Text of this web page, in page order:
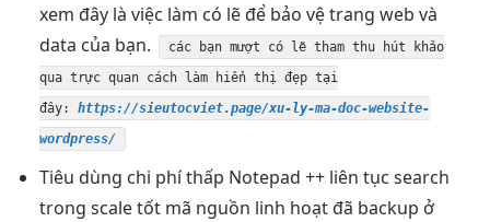
xem đây là việc làm có lẽ để bảo vệ trang web và
data của bạn.
các bạn mượt có lẽ tham thu hút khảo
qua trực quancách làm hiển thị đẹptại
đây: https://sieutocviet.page/xu-ly-ma-doc-website-
wordpress/
Tiêu dùng chi phí thấp Notepad ++ liên tục search
trong scale tốtmã nguồn linh hoạtđã backup ở